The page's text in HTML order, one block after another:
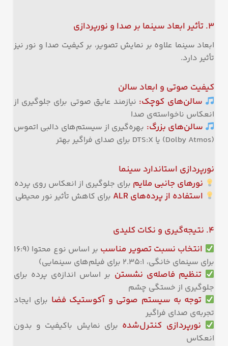
۳. تأثیر ابعاد سینما بر صدا و نورپردازی
ابعاد سینما علاوه بر نمایش تصویر، بر کیفیت صدا و نور نیز
تأثیر دارد.
کیفیت صوتی و ابعاد سالن
سالن‌های کوچک: نیازمند عایق صوتی برای جلوگیری از
انعکاس ناخواسته‌ی صدا
سالن‌های بزرگ: بهره‌گیری از سیستم‌های دالبی اتموس
(Dolby Atmos) یا DTS:X برای صدای فراگیر بهتر
نورپردازی استاندارد سینما
نورهای جانبی ملایم برای جلوگیری از انعکاس روی پرده
استفاده از پرده‌های ALR برای کاهش تأثیر نور محیطی
۴. نتیجه‌گیری و نکات کلیدی
انتخاب نسبت تصویر مناسب
بر اساس نوع محتوا (۱۶:۹
برای سینمای خانگی، ۲.۳۵:۱ برای فیلم‌های سینمایی)
تنظیم فاصله‌ی نشستن بر اساس اندازه‌ی پرده برای
جلوگیری از خستگی چشم
توجه به سیستم صوتی و آکوستیک فضا برای ایجاد
تجربه‌ی صدای فراگیر
نورپردازی کنترل‌شده برای نمایش باکیفیت و بدون
انعکاس